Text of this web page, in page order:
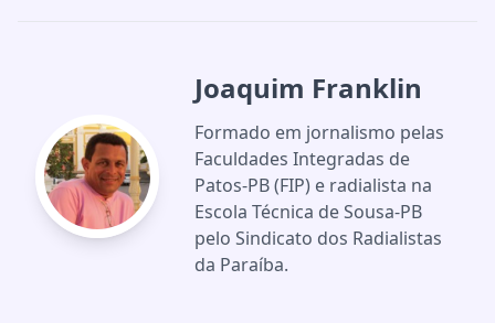
Joaquim Franklin
Formado em jornalismo pelas
Faculdades Integradas de
Patos-PB (FIP) e radialista na
Escola Técnica de Sousa-PB
pelo Sindicato dos Radialistas
da Paraíba.